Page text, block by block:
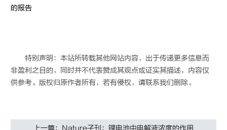
特别声明：本站所转载其他网站内容，出于传递更多信息而
非盈利之目的，同时并不代表赞成其观点或证实其描述，内容仅
供参考。版权归原作者所有，若有侵权，请联系我们删除。